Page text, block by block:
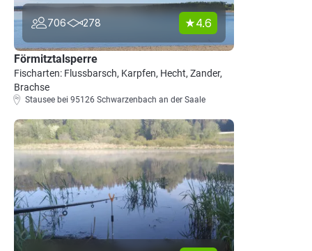
706 278 4.6
Förmitztalsperre
Fischarten: Flussbarsch, Karpfen, Hecht, Zander,
Brachse
Stausee bei 95126 Schwarzenbach an der Saale